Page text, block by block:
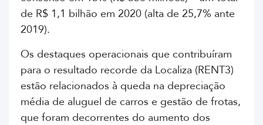
de R$ 1,1 bilhão em 2020 (alta de 25,7% ante
2019).
Os destaques operacionais que contribuíram
para o resultado recorde da Localiza (RENT3)
estão relacionados à queda na depreciação
média de aluguel de carros e gestão de frotas,
que foram decorrentes do aumento dos